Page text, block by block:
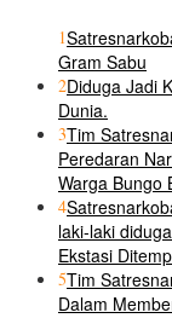
1
Gram Sabu
2Diduga Jadi
Dunia.
3Tim
Peredaran
Warga Bungo
4
laki-laki
Ekstasi
5Tim
Dalam